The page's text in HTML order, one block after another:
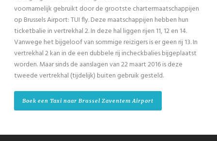
voornamelijk gebruikt door de grootste chartermaatschappijen
op Brussels Airport: TUI fly. Deze maatschappijen hebben hun
ticketbalie in vertrekhal 2. In deze hal liggen rijen 11, 12 en 14.
Vanwege het bijgeloof van sommige reizigers is er geen rij 13. In
vertrekhal 2 kan in de een dubbele rij incheckbalies bijgeplaatst
worden. Maar sinds de aanslagen van 22 maart 2016 is deze
tweede vertrekhal (tijdelijk) buiten gebruik gesteld.
Boek een Taxi naar Brussel Zaventem Airport